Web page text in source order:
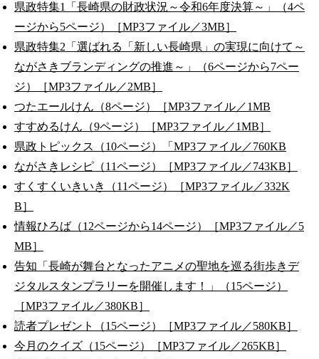
県政特集1「長崎県の財政状況～令和6年度決算～」（4ペ
ージから5ページ）［MP3ファイル／3MB］
県政特集2「選ばれる「新しい長崎県」の実現に向けて～
ながさきブランディングの推進～」（6ページから7ペー
ジ）［MP3ファイル／2MB］
つたエールけん（8ページ）［MP3ファイル／1MB
すすめるけん（9ページ）［MP3ファイル／1MB］
県政トピックス（10ページ）「MP3ファイル／760KB
ながさきレシピ（11ページ）［MP3ファイル／743KB］
すくすくいきいき（11ページ）［MP3ファイル／332K
B］
情報ひろば（12ページから14ページ）［MP3ファイル／5
MB］
告知「長崎が舞台となったアニメの聖地を巡る街歩きデ
ジタルスタンプラリーを開催します！」（15ページ）
［MP3ファイル／380KB］
読者プレゼント（15ページ）［MP3ファイル／580KB］
今月のクイズ（15ページ）［MP3ファイル／265KB］